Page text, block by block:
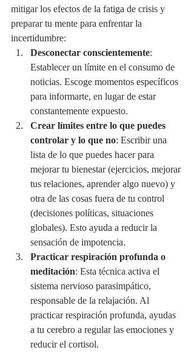
mitigar los efectos de la fatiga de crisis y
preparar tu mente para enfrentar la
incertidumbre:
Desconectar conscientemente:
Establecer un límite en el consumo de
noticias. Escoge momentos específicos
para informarte, en lugar de estar
constantemente expuesto.
Crear límites entre lo que puedes
controlar y lo que no: Escribir una
lista de lo que puedes hacer para
mejorar tu bienestar (ejercicios, mejorar
tus relaciones, aprender algo nuevo) y
otra de las cosas fuera de tu control
(decisiones políticas, situaciones
globales). Esto ayuda a reducir la
sensación de impotencia.
Practicar respiración profunda o
meditación: Esta técnica activa el
sistema nervioso parasimpático,
responsable de la relajación. Al
practicar respiración profunda, ayudas
a tu cerebro a regular las emociones y
reducir el cortisol.